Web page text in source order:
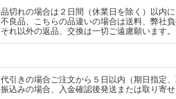
品切れの場合は２日間（休業日を除く）以内に
不良品、こちらの品違いの場合は送料、弊社
それ以外の返品、交換は一切ご遠慮願います。
代引きの場合ご注文から５日以内（期日指定、
振込みの場合、入金確認後発送または取り寄せ